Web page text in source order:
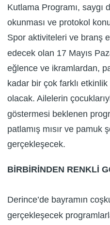
Kutlama Programı, saygı
okunması ve protokol
Spor aktiviteleri ve branş
edecek olan 17 Mayıs
eğlence ve ikramlardan,
kadar bir çok farklı etkinlik
olacak. Ailelerin
göstermesi beklenen
patlamış mısır ve pamuk
gerçekleşecek.
BİRBİRİNDEN RENKLİ
Derince’de bayramın
gerçekleşecek